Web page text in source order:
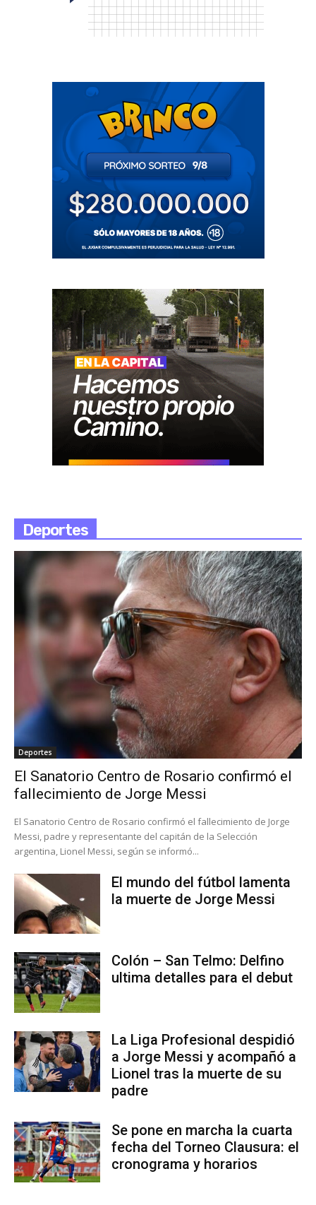
Deportes
Deportes
El Sanatorio Centro de Rosario confirmó el
fallecimiento de Jorge Messi
El Sanatorio Centro de Rosario confirmó el fallecimiento de Jorge
Messi, padre y representante del capitán de la Selección
argentina, Lionel Messi, según se informó...
El mundo del fútbol lamenta
la muerte de Jorge Messi
Colón – San Telmo: Delfino
ultima detalles para el debut
La Liga Profesional despidió
a Jorge Messi y acompañó a
Lionel tras la muerte de su
padre
Se pone en marcha la cuarta
fecha del Torneo Clausura: el
cronograma y horarios